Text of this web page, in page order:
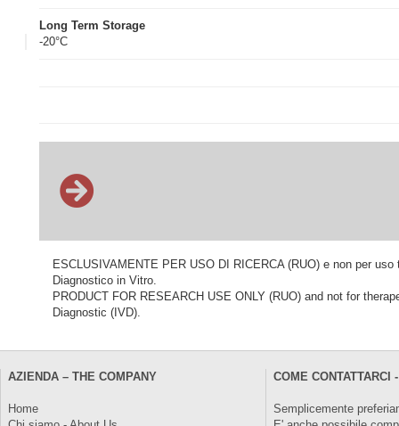
Long Term Storage
-20°C
ESCLUSIVAMENTE PER USO DI RICERCA (RUO) e non per
Diagnostico in Vitro.
PRODUCT FOR RESEARCH USE ONLY (RUO) and not for
Diagnostic (IVD).
AZIENDA – THE COMPANY
Home
COME CONTATTARCI
Semplicemente